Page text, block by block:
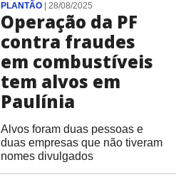
PLANTÃO| 28/08/2025
Operação da PF
contra fraudes
em combustíveis
tem alvos em
Paulínia
Alvos foram duas pessoas e
duas empresas que não tiveram
nomes divulgados